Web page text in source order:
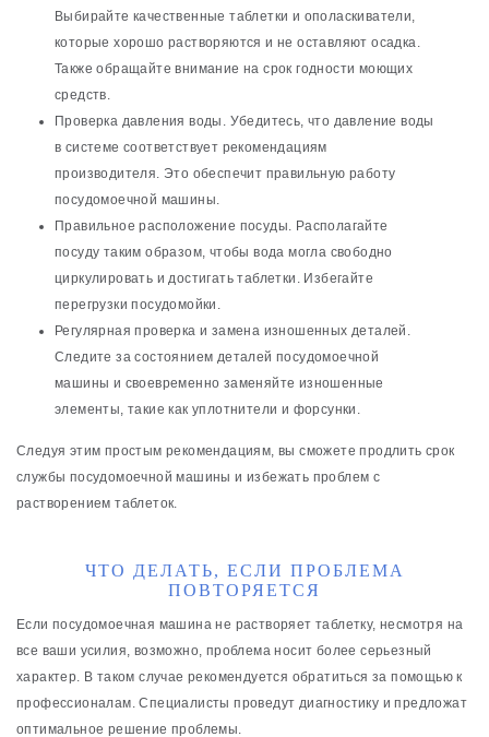
Выбирайте качественные таблетки и ополаскиватели,
которые хорошо растворяются и не оставляют осадка.
Также обращайте внимание на срок годности моющих
средств.
Проверка давления воды. Убедитесь, что давление воды
в системе соответствует рекомендациям
производителя. Это обеспечит правильную работу
посудомоечной машины.
Правильное расположение посуды. Располагайте
посуду таким образом, чтобы вода могла свободно
циркулировать и достигать таблетки. Избегайте
перегрузки посудомойки.
Регулярная проверка и замена изношенных деталей.
Следите за состоянием деталей посудомоечной
машины и своевременно заменяйте изношенные
элементы, такие как уплотнители и форсунки.
Следуя этим простым рекомендациям, вы сможете продлить срок
службы посудомоечной машины и избежать проблем с
растворением таблеток.
ЧТО ДЕЛАТЬ, ЕСЛИ ПРОБЛЕМА
ПОВТОРЯЕТСЯ
Если посудомоечная машина не растворяет таблетку, несмотря на
все ваши усилия, возможно, проблема носит более серьезный
характер. В таком случае рекомендуется обратиться за помощью к
профессионалам. Специалисты проведут диагностику и предложат
оптимальное решение проблемы.